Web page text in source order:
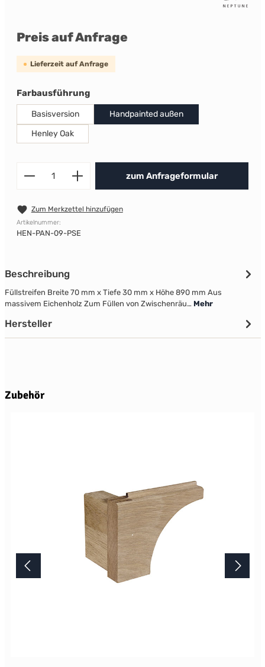
Preis auf Anfrage
Lieferzeit auf Anfrage
Farbausführungauswählen
Basisversion
Handpainted außen
Henley Oak
Produkt Anzahl: Gib den
zum Anfrageformular
Zum Merkzettel hinzufügen
Artikelnummer:
HEN-PAN-09-PSE
Beschreibung
Füllstreifen Breite 70 mm x Tiefe 30 mm x Höhe 890 mm Aus
massivem Eichenholz Zum Füllen von Zwischenräu… Mehr
Hersteller
Produktgalerie überspringen
Zubehör